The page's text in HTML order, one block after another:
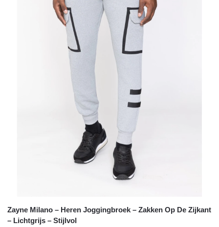
Zayne Milano – Heren Joggingbroek – Zakken Op De Zijkant
– Lichtgrijs – Stijlvol